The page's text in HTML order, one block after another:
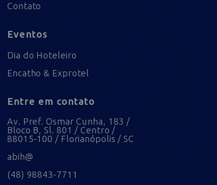
Contato
Eventos
Dia do Hoteleiro
Encatho & Exprotel
Entre em contato
Av. Pref. Osmar Cunha, 183 /
Bloco B, Sl. 801 / Centro /
88015-100 / Florianópolis / SC
abih@
(48) 98843-7711